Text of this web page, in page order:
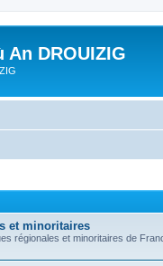
DROUIZIG
et minoritaires
régionales et minoritaires de